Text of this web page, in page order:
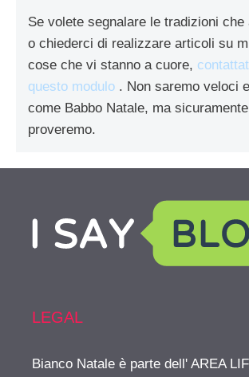
Se volete segnalare le tradizioni che
o chiederci di realizzare articoli su
cose che vi stanno a cuore,
questo modulo . Non saremo veloci
come Babbo Natale, ma
proveremo.
LEGAL
Bianco Natale è parte dell' AREA